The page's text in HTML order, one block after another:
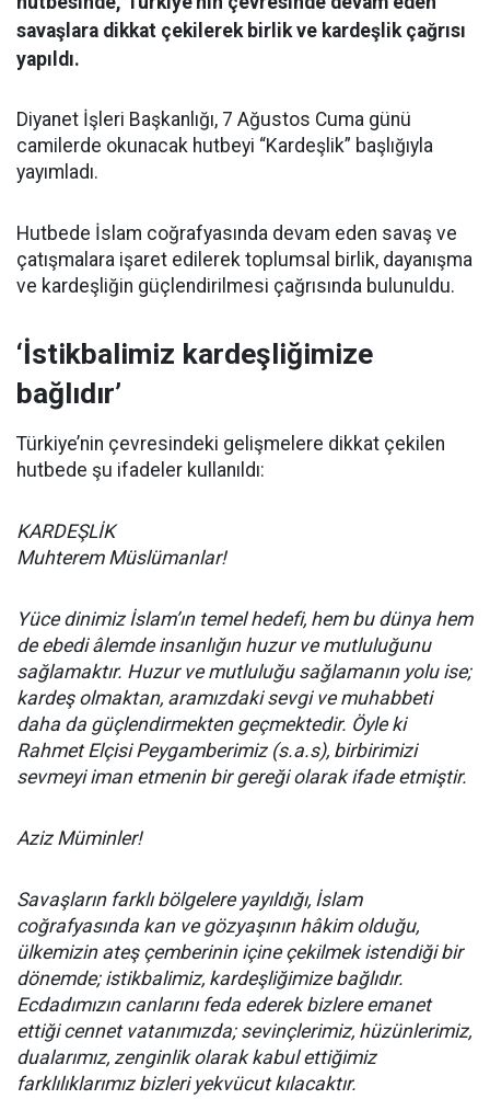
savaşlara dikkat çekilerek birlik ve kardeşlik çağrısı
yapıldı.
Diyanet İşleri Başkanlığı, 7 Ağustos Cuma günü
camilerde okunacak hutbeyi “Kardeşlik” başlığıyla
yayımladı.
Hutbede İslam coğrafyasında devam eden savaş ve
çatışmalara işaret edilerek toplumsal birlik, dayanışma
ve kardeşliğin güçlendirilmesi çağrısında bulunuldu.
‘İstikbalimiz kardeşliğimize
bağlıdır’
Türkiye’nin çevresindeki gelişmelere dikkat çekilen
hutbede şu ifadeler kullanıldı:
KARDEŞLİK
Muhterem Müslümanlar!
Yüce dinimiz İslam’ın temel hedefi, hem bu dünya hem
de ebedi âlemde insanlığın huzur ve mutluluğunu
sağlamaktır. Huzur ve mutluluğu sağlamanın yolu ise;
kardeş olmaktan, aramızdaki sevgi ve muhabbeti
daha da güçlendirmekten geçmektedir. Öyle ki
Rahmet Elçisi Peygamberimiz (s.a.s), birbirimizi
sevmeyi iman etmenin bir gereği olarak ifade etmiştir.
Aziz Müminler!
Savaşların farklı bölgelere yayıldığı, İslam
coğrafyasında kan ve gözyaşının hâkim olduğu,
ülkemizin ateş çemberinin içine çekilmek istendiği bir
dönemde; istikbalimiz, kardeşliğimize bağlıdır.
Ecdadımızın canlarını feda ederek bizlere emanet
ettiği cennet vatanımızda; sevinçlerimiz, hüzünlerimiz,
dualarımız, zenginlik olarak kabul ettiğimiz
farklılıklarımız bizleri yekvücut kılacaktır.